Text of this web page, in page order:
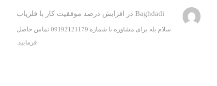
Baghdadi در افزایش درصد موفقیت کار با فلزیاب
سلام بله برای مشاوره با شماره 09192121179 تماس حاصل
فرمایید.